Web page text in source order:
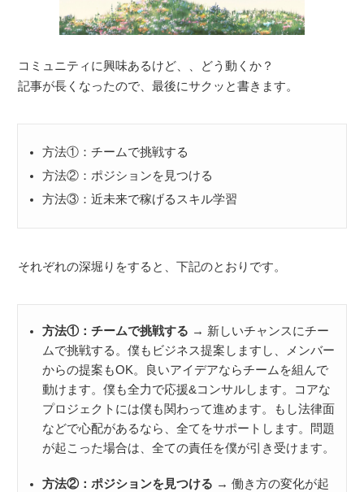
コミュニティに興味あるけど、、どう動くか？
記事が長くなったので、最後にサクッと書きます。
方法①：チームで挑戦する
方法②：ポジションを見つける
方法③：近未来で稼げるスキル学習
それぞれの深堀りをすると、下記のとおりです。
方法①：チームで挑戦する → 新しいチャンスにチー
ムで挑戦する。僕もビジネス提案しますし、メンバー
からの提案もOK。良いアイデアならチームを組んで
動けます。僕も全力で応援&コンサルします。コアな
プロジェクトには僕も関わって進めます。もし法律面
などで心配があるなら、全てをサポートします。問題
が起こった場合は、全ての責任を僕が引き受けます。
方法②：ポジションを見つける → 働き方の変化が起